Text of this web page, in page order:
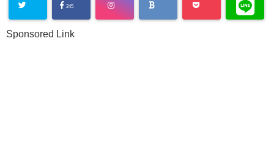
245
Sponsored Link